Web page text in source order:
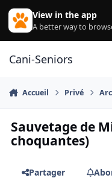
Aller au contenu
View in the app
A better way to
Cani-Seniors
Accueil Privé
Sauvetage de
choquantes)
Partager